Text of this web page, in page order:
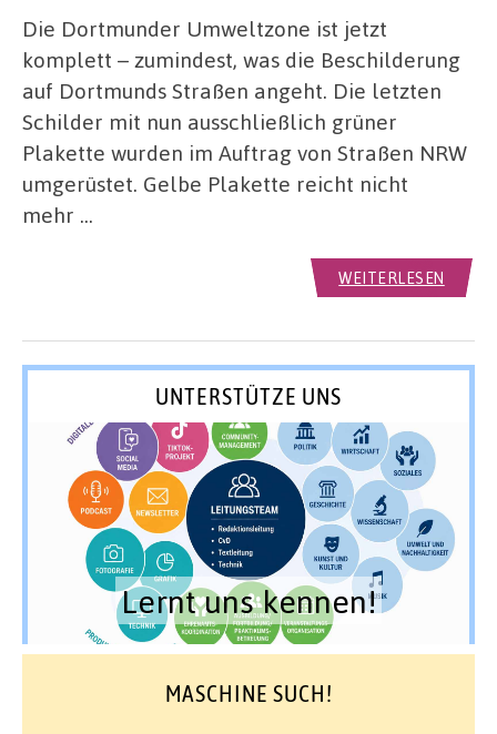
Die Dortmunder Umweltzone ist jetzt
komplett – zumindest, was die Beschilderung
auf Dortmunds Straßen angeht. Die letzten
Schilder mit nun ausschließlich grüner
Plakette wurden im Auftrag von Straßen NRW
umgerüstet. Gelbe Plakette reicht nicht
mehr …
WEITERLESEN
UNTERSTÜTZE UNS
Lernt uns kennen!
MASCHINE SUCH!